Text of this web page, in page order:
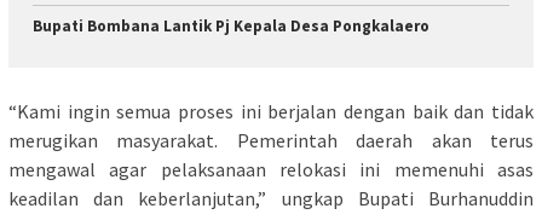
Bupati Bombana Lantik Pj Kepala Desa Pongkalaero
“Kami ingin semua proses ini berjalan dengan baik dan tidak
merugikan masyarakat. Pemerintah daerah akan terus
mengawal agar pelaksanaan relokasi ini memenuhi asas
keadilan dan keberlanjutan,” ungkap Bupati Burhanuddin